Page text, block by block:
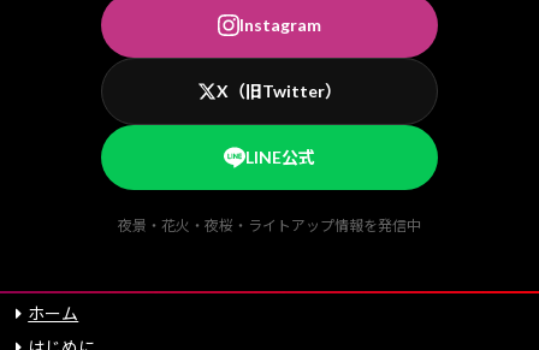
Instagram
X（旧Twitter）
LINE公式
夜景・花火・夜桜・ライトアップ情報を発信中
ホーム